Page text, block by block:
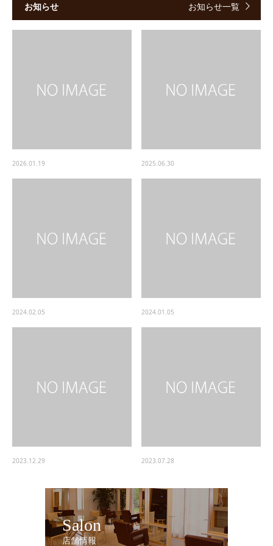
お知らせ お知らせ一覧
2026.01.19 2025.06.30
2024.02.05 2024.01.05
2023.12.29 2023.07.28
Salon
店舗情報